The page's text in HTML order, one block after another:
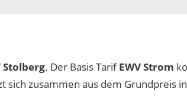
Stolberg. Der Basis TarifEWV Strom
sich zusammen aus dem Grundpreis